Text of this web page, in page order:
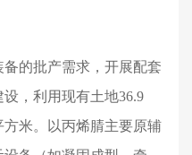
的批产需求，开展配套
设，利用现有土地36.9
方米。以丙烯腈主要原辅